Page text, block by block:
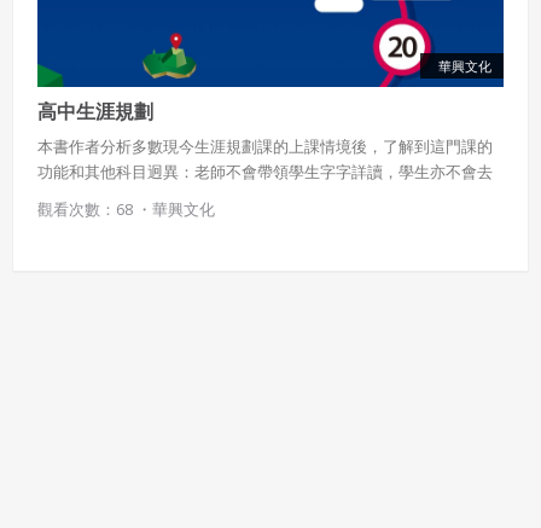
華興文化
高中生涯規劃
本書作者分析多數現今生涯規劃課的上課情境後，了解到這門課的
功能和其他科目迥異：老師不會帶領學生字字詳讀，學生亦不會去
刻意背誦課本的具體知識──畢竟是否記得學術理論，對生涯決策的
意義確實不大。因此，在此希望重新定義課本的功能和意義： •內容
觀看次數：68 ・ 華興文化
本條約定不因本合約終止而失效。
五、聲明保證
會員聲明並保證會員於使用本系統時創作、上傳或張貼的著
作物，會員享有所有權或經合法授權。
如會員違反前項約定致吉寶系統公司遭追訴、請求或求償
者，吉寶系統公司應立即通知會員，必要時本系統得移除爭